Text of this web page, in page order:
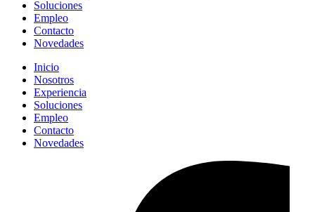
Soluciones
Empleo
Contacto
Novedades
Inicio
Nosotros
Experiencia
Soluciones
Empleo
Contacto
Novedades